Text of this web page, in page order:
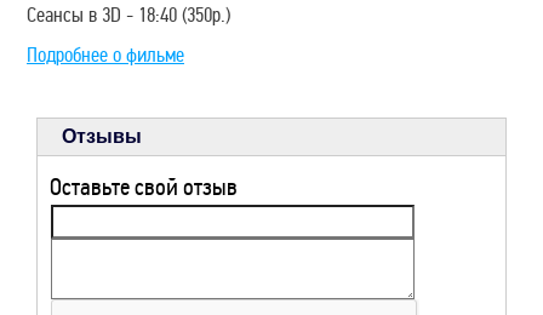
Сеансы в 3D - 18:40 (350р.)
Подробнее о фильме
Отзывы
Оставьте свой отзыв